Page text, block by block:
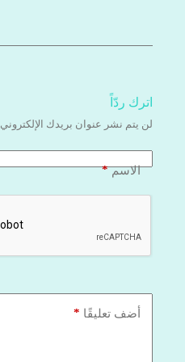
اترك ردّاً
لن يتم نشر عنوان بريدك الإلكتروني.
الاسم*
أضف تعليقًا *